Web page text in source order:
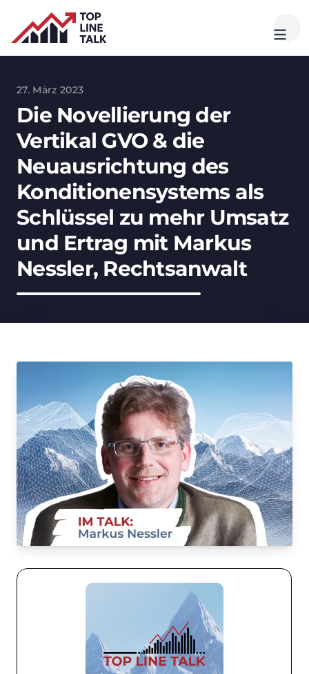
27. März 2023
Die Novellierung der
Vertikal GVO & die
Neuausrichtung des
Konditionensystems als
Schlüssel zu mehr Umsatz
und Ertrag mit Markus
Nessler, Rechtsanwalt